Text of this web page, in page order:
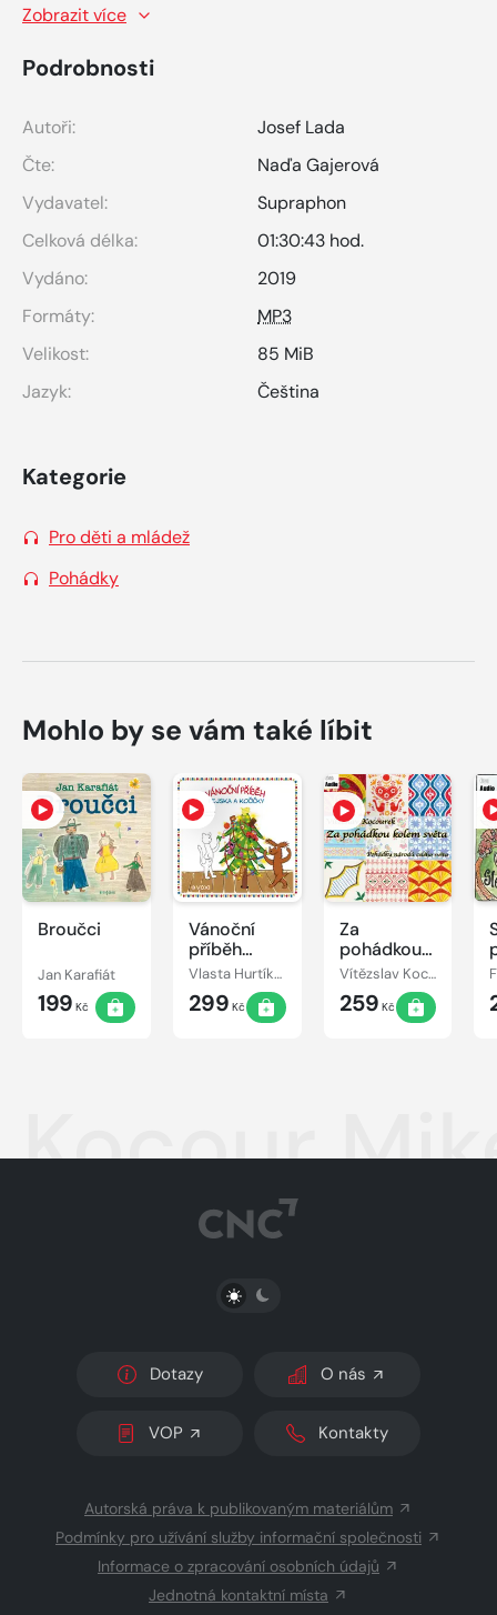
Zobrazit více
Podrobnosti
Autoři:
Josef Lada
Čte:
Naďa Gajerová
Vydavatel:
Supraphon
Celková délka:
01:30:43 hod.
Vydáno:
2019
Formáty:
MP3
Velikost:
85 MiB
Jazyk:
Čeština
Kategorie
Pro děti a mládež
Pohádky
Mohlo by se vám také líbit
Broučci
Jan Karafiát
199 Kč
Vánoční
příběh
pejska a
kočičky
Vlasta Hurtíková
299 Kč
Za
pohádkou
kolem
světa
Vítězslav Kocourek
259 Kč
Kocour
PŘEPNOUT SVĚTLÝ/TMAVÝ REŽIM
Dotazy O nás
VOP Kontakty
Autorská práva k publikovaným materiálům
Podmínky pro užívání služby informační společnosti
Informace o zpracování osobních údajů
Jednotná kontaktní místa